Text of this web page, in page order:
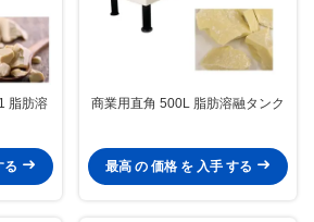
脂肪溶
る
商業用直角 500L 脂肪溶融タンク
最高 の 価格 を 入手 する